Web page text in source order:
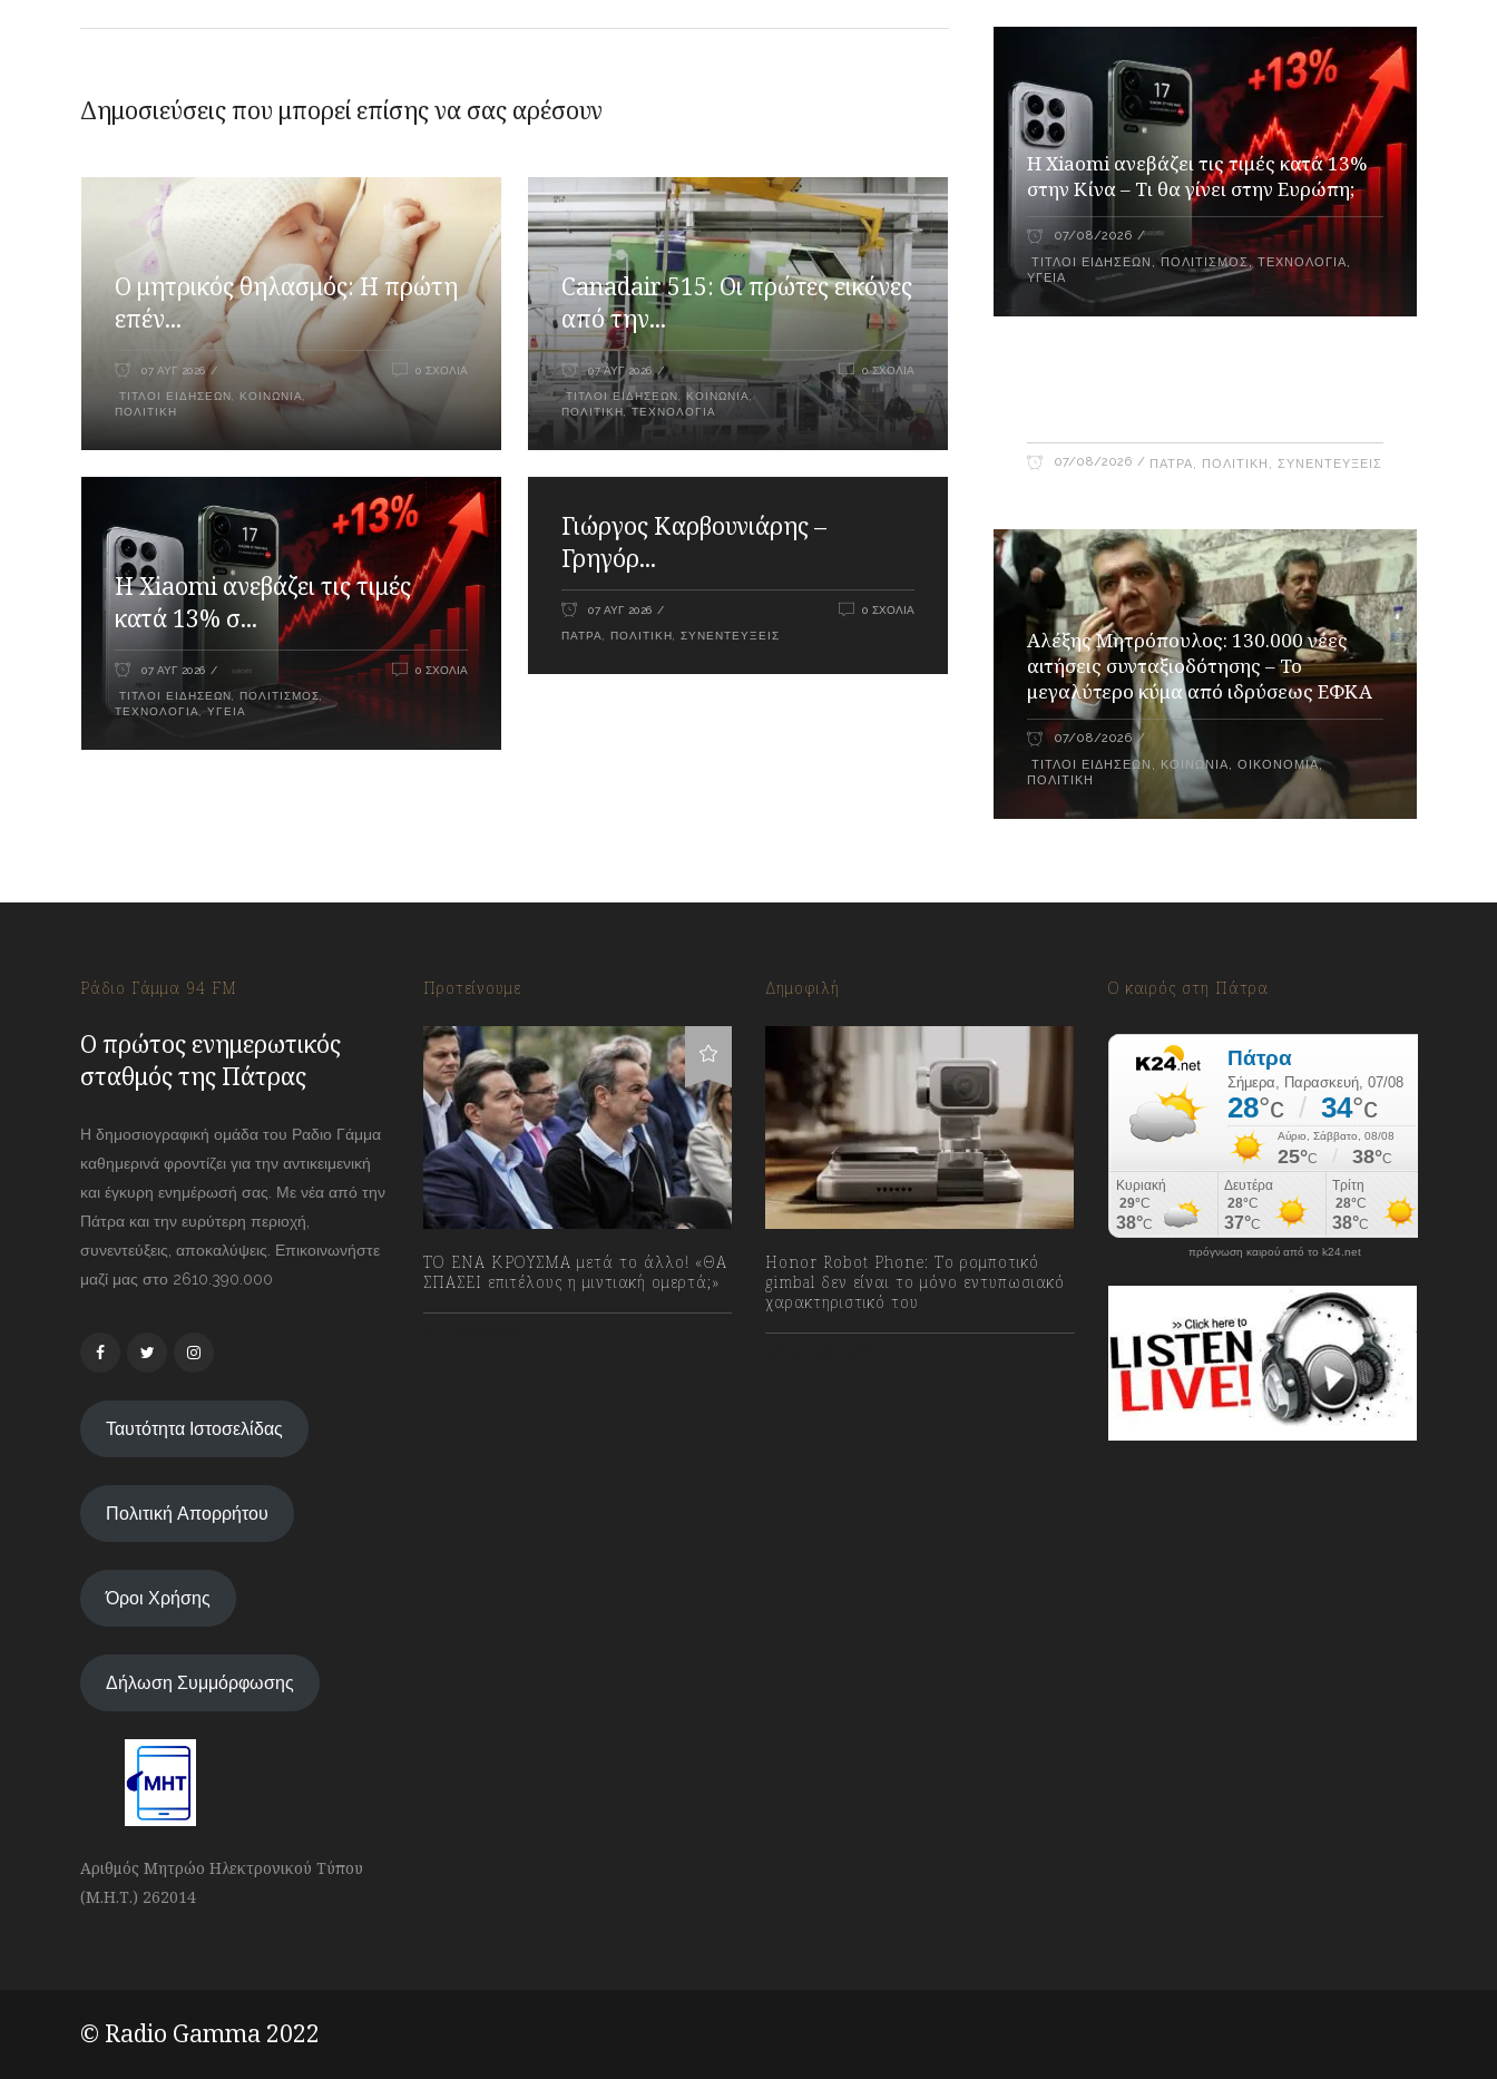
Δημοσιεύσεις που μπορεί επίσης να σας αρέσουν
Ο μητρικός θηλασμός: Η πρώτη
επέν...
07 ΑΥΓ 2026
ΤΊΤΛΟΙ ΕΙΔΉΣΕΩΝ ΚΟΙΝΩΝΊΑ
ΠΟΛΙΤΙΚΉ
0 ΣΧΌΛΙΑ
Canadair 515: Οι πρώτες εικόνες
από την...
07 ΑΥΓ 2026
ΤΊΤΛΟΙ ΕΙΔΉΣΕΩΝ ΚΟΙΝΩΝΙΑ ,
ΠΟΛΙΤΙΚΉ, ΤΕΧΝΟΛΟΓΊΑ
0 ΣΧΌΛΙΑ
Η Xiaomi ανεβάζει τις τιμές
κατά 13% σ...
07 ΑΥΓ 2026
ΤΊΤΛΟΙ ΕΙΔΉΣΕΩΝ ΠΟΛΙΤΙΣΜΌΣ ,
ΤΕΧΝΟΛΟΓΊΑ ,ΥΓΕΊΑ
0 ΣΧΌΛΙΑ
Γιώργος Καρβουνιάρης –
Γρηγόρ...
07 ΑΥΓ 2026
ΠΆΤΡΑ ΠΟΛΙΤΙΚΉ ΣΥΝΕΝΤΕΎΞΕΙΣ
0 ΣΧΌΛΙΑ
Η Xiaomi ανεβάζει τις τιμές κατά 13%
στην Κίνα – Τι θα γίνει στην Ευρώπη;
07/08/2026
ΤΊΤΛΟΙ ΕΙΔΉΣΕΩΝ ,ΠΟΛΙΤΙΣΜΌΣ,ΤΕΧΝΟΛΟΓΊΑ,
ΥΓΕΊΑ
07/08/2026 ΠΆΤΡΑ, ΠΟΛΙΤΙΚΉ ,ΣΥΝΕΝΤΕΎΞΕΙΣ
Αλέξης Μητρόπουλος: 130.000 νέες
αιτήσεις συνταξιοδότησης – Το
μεγαλύτερο κύμα από ιδρύσεως ΕΦΚΑ
07/08/2026
ΤΊΤΛΟΙ ΕΙΔΉΣΕΩΝ , ΚΟΙΝΩΝΊΑ,ΟΙΚΟΝΟΜΊΑ,
ΠΟΛΙΤΙΚΉ
Ράδιο Γάμμα 94 FM
Ο πρώτος ενημερωτικός
σταθμός της Πάτρας
Η δημοσιογραφική ομάδα του Ραδιο Γάμμα
καθημερινά φροντίζει για την αντικειμενική
και έγκυρη ενημέρωσή σας. Με νέα από την
Πάτρα και την ευρύτερη περιοχή,
συνεντεύξεις, αποκαλύψεις. Επικοινωνήστε
μαζί μας στο 2610.390.000
Ταυτότητα Ιστοσελίδας
Πολιτική Απορρήτου
Όροι Χρήσης
Δήλωση Συμμόρφωσης
Αριθμός Μητρώο Ηλεκτρονικού Τύπου
(Μ.Η.Τ.) 262014
Προτείνουμε
ΤΟ ΕΝΑ ΚΡΟΥΣΜΑ μετά το άλλο! «ΘΑ
ΣΠΑΣΕΙ επιτέλους η μιντιακή ομερτά;»
Δημοφιλή
Honor Robot Phone: Το ρομποτικό
gimbal δεν είναι το μόνο εντυπωσιακό
χαρακτηριστικό του
Ο καιρός στη Πάτρα
πρόγνωση καιρού από το k24.net
© Radio Gamma 2022